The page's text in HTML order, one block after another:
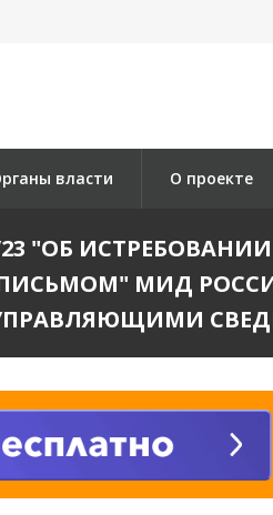
власти О проекте
23 "ОБ
МИД РОССИИ